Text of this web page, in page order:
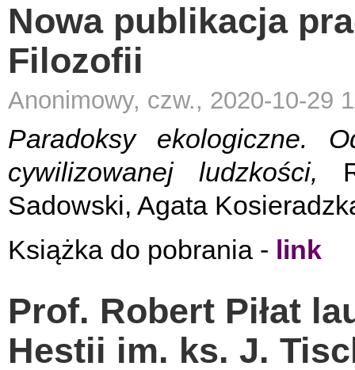
Nowa publikacja
Filozofii
Anonimowy, czw., 2020-10-29
Paradoksy ekologiczne.
cywilizowanej ludzkości,
Sadowski, Agata
Książka do pobrania - link
Prof. Robert Piłat
Hestii im. ks. J.